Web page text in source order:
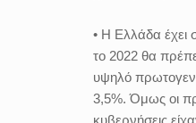
• Η Ελλάδα έχει
το 2022 θα
υψηλό
3,5%. Όμως οι
κυβερνήσεις